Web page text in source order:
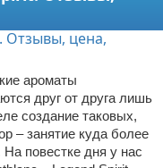
ароматы
друг от друга лишь
создание таковых,
– занятие куда более
повестке дня у нас